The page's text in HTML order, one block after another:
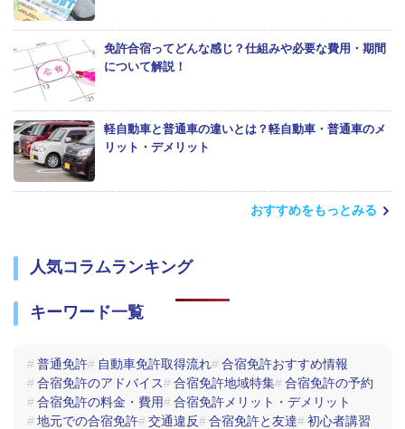
免許合宿ってどんな感じ？仕組みや必要な費用・期間
について解説！
軽自動車と普通車の違いとは？軽自動車・普通車のメ
リット・デメリット
おすすめをもっとみる
人気コラムランキング
キーワード一覧
普通免許 自動車免許取得流れ
合宿免許おすすめ情報
合宿免許のアドバイス
合宿免許地域特集
合宿免許の予約
合宿免許の料金・費用
合宿免許メリット・デメリット
地元での合宿免許
交通違反 合宿免許と友達
初心者講習